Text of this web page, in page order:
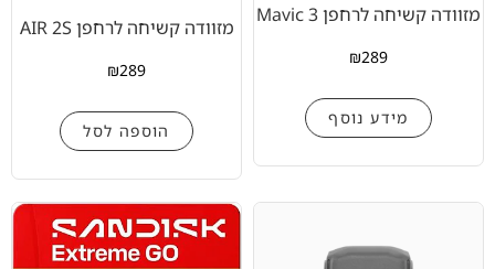
מזוודה קשיחה לרחפן Mavic 3
₪289
מידע נוסף
מזוודה קשיחה לרחפן AIR 2S
₪289
הוספה לסל